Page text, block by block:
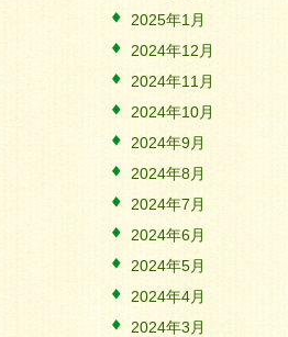
2025年1月
2024年12月
2024年11月
2024年10月
2024年9月
2024年8月
2024年7月
2024年6月
2024年5月
2024年4月
2024年3月